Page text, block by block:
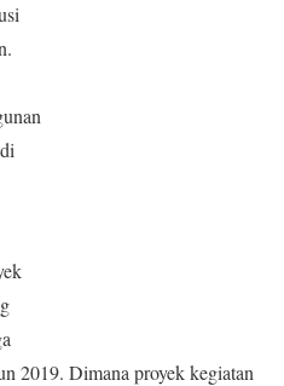
2019. Dimana proyek kegiatan